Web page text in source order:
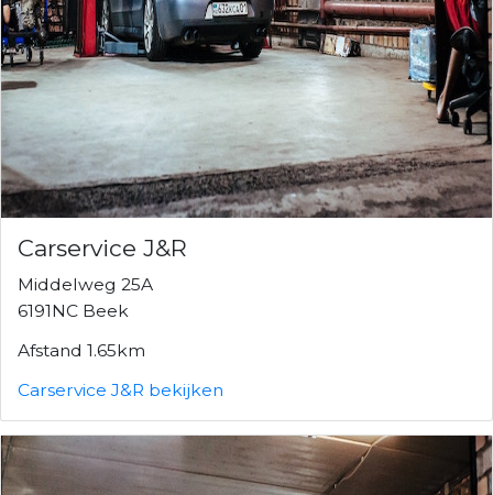
Carservice J&R
Middelweg 25A
6191NC Beek
Afstand 1.65km
Carservice J&R bekijken